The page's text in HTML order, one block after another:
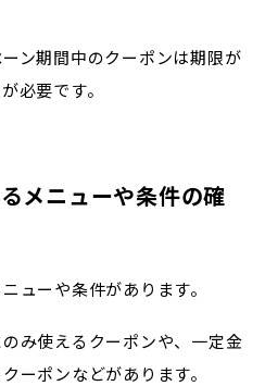
ン期間中のクーポンは期限が
必要です。
メニューや条件の確
ューや条件があります。
み使えるクーポンや、一定金
ーポンなどがあります。